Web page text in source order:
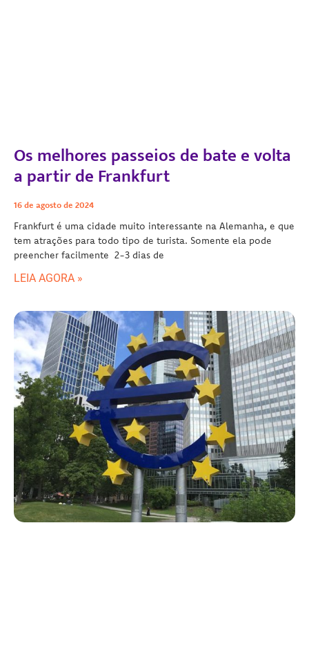
Os melhores passeios de bate e volta
a partir de Frankfurt
16 de agosto de 2024
Frankfurt é uma cidade muito interessante na Alemanha, e que
tem atrações para todo tipo de turista. Somente ela pode
preencher facilmente 2-3 dias de
LEIA AGORA »